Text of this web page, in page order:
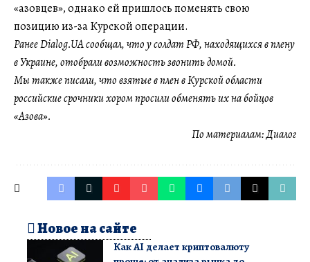
«азовцев», однако ей пришлось поменять свою
позицию из-за Курской операции.
Ранее Dialog.UA сообщал, что у солдат РФ, находящихся в плену
в Украине, отобрали возможность звонить домой.
Мы также писали, что взятые в плен в Курской области
российские срочники хором просили обменять их на бойцов
«Азова».
По материалам:Диалог
Новое на сайте
Как AI делает криптовалюту